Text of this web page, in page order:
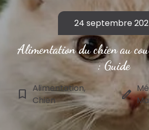
24 septembre
Alimentation du chien au
: Guide
bookmark_border
Alimentation,
Chien
edit